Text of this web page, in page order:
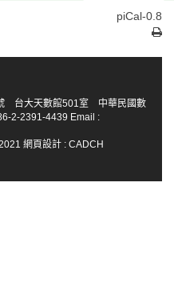
piCal-0.8
台大天數館501室 中華民國數
2-2391-4439 Email :
網頁設計 : CADCH